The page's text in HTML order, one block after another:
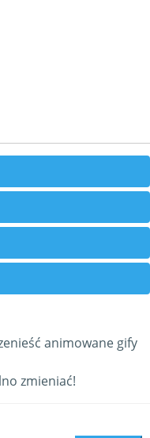
animowane gify
zmieniać!